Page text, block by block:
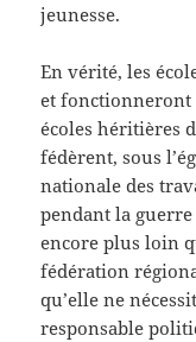
jeunesse.
En vérité, les
et fonctionneront
écoles héritières
fédèrent, sous
nationale des
pendant la guerre
encore plus loin
fédération
qu’elle ne
responsable